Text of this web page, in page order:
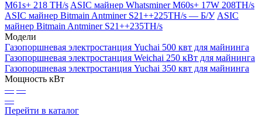
M61s+ 218 TH/s ASIC майнер Whatsminer M60s+ 17W 208TH/s
ASIC майнер Bitmain Antminer S21++225TH/s — Б/У ASIC
майнер Bitmain Antminer S21++235TH/s
Модели
Газопоршневая электростанция Yuchai 500 квт для майнинга
Газопоршневая электростанция Weichai 250 кВт для майнинга
Газопоршневая электростанция Yuchai 350 квт для майнинга
Мощность кВт
— —
—
Перейти в каталог